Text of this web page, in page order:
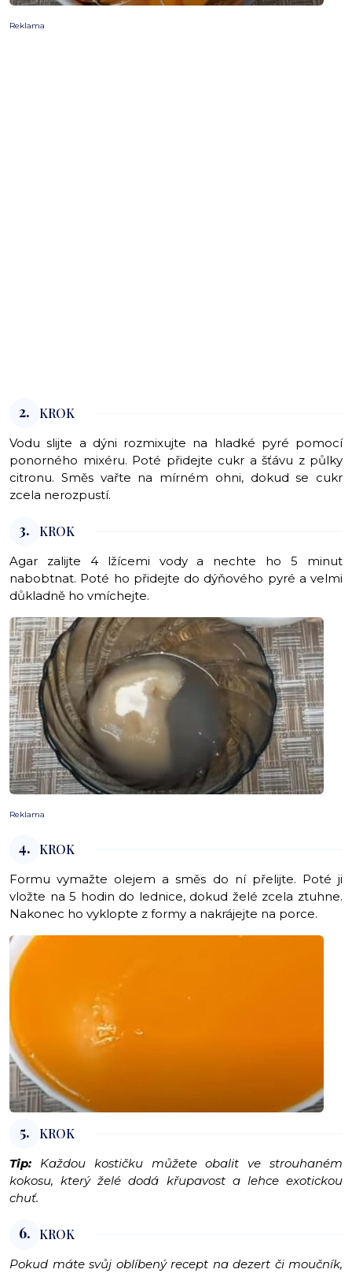
Reklama
2. KROK
Vodu slijte a dýni rozmixujte na hladké pyré pomocí
ponorného mixéru. Poté přidejte cukr a šťávu z půlky
citronu. Směs vařte na mírném ohni, dokud se cukr
zcela nerozpustí.
3. KROK
Agar zalijte 4 lžícemi vody a nechte ho 5 minut
nabobtnat. Poté ho přidejte do dýňového pyré a velmi
důkladně ho vmíchejte.
Reklama
4. KROK
Formu vymažte olejem a směs do ní přelijte. Poté ji
vložte na 5 hodin do lednice, dokud želé zcela ztuhne.
Nakonec ho vyklopte z formy a nakrájejte na porce.
5. KROK
Tip: Každou kostičku můžete obalit ve strouhaném
kokosu, který želé dodá křupavost a lehce exotickou
chuť.
6. KROK
Pokud máte svůj oblíbený recept na dezert či moučník,